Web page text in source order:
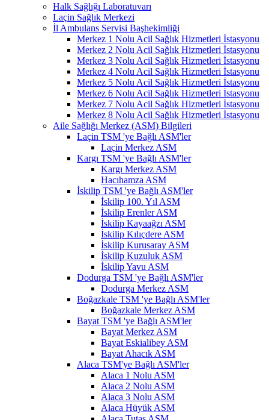
Halk Sağlığı Laboratuvarı
Laçin Sağlık Merkezi
İl Ambulans Servisi Başhekimliği
Merkez 1 Nolu Acil Sağlık Hizmetleri İstasyonu
Merkez 2 Nolu Acil Sağlık Hizmetleri İstasyonu
Merkez 3 Nolu Acil Sağlık Hizmetleri İstasyonu
Merkez 4 Nolu Acil Sağlık Hizmetleri İstasyonu
Merkez 5 Nolu Acil Sağlık Hizmetleri İstasyonu
Merkez 6 Nolu Acil Sağlık Hizmetleri İstasyonu
Merkez 7 Nolu Acil Sağlık Hizmetleri İstasyonu
Merkez 8 Nolu Acil Sağlık Hizmetleri İstasyonu
Aile Sağlığı Merkez (ASM) Bilgileri
Laçin TSM 'ye Bağlı ASM'ler
Laçin Merkez ASM
Kargı TSM 'ye Bağlı ASM'ler
Kargı Merkez ASM
Hacıhamza ASM
İskilip TSM 'ye Bağlı ASM'ler
İskilip 100. Yıl ASM
İskilip Erenler ASM
İskilip Kayaağzı ASM
İskilip Kılıçdere ASM
İskilip Kurusaray ASM
İskilip Kuzuluk ASM
İskilip Yavu ASM
Dodurga TSM 'ye Bağlı ASM'ler
Dodurga Merkez ASM
Boğazkale TSM 'ye Bağlı ASM'ler
Boğazkale Merkez ASM
Bayat TSM 'ye Bağlı ASM'ler
Bayat Merkez ASM
Bayat Eskialibey ASM
Bayat Ahacık ASM
Alaca TSM'ye Bağlı ASM'ler
Alaca 1 Nolu ASM
Alaca 2 Nolu ASM
Alaca 3 Nolu ASM
Alaca Hüyük ASM